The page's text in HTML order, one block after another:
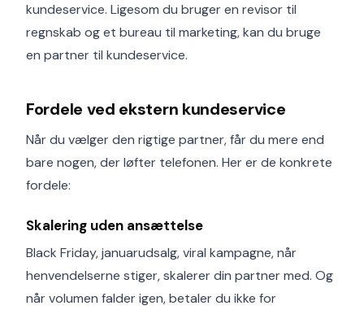
kundeservice. Ligesom du bruger en revisor til
regnskab og et bureau til marketing, kan du bruge
en partner til kundeservice.
Fordele ved ekstern kundeservice
Når du vælger den rigtige partner, får du mere end
bare nogen, der løfter telefonen. Her er de konkrete
fordele:
Skalering uden ansættelse
Black Friday, januarudsalg, viral kampagne, når
henvendelserne stiger, skalerer din partner med. Og
når volumen falder igen, betaler du ikke for